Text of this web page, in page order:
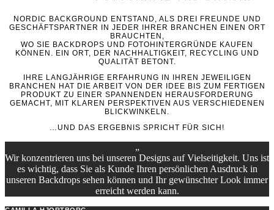
NORDIC BACKGROUND ENTSTAND, ALS DREI FREUNDE UND
GESCHÄFTSPARTNER IN JEDER IHRER BRANCHEN EINEN ORT
BRAUCHTEN,
WO SIE BACKDROPS UND FOTOHINTERGRÜNDE KAUFEN
KÖNNEN. EIN ORT, DER NACHHALTIGKEIT, RECYCLING UND
QUALITÄT BETONT.
IHRE LANGJÄHRIGE ERFAHRUNG IN IHREN JEWEILIGEN
BRANCHEN HAT DIE ARBEIT VON DER IDEE BIS ZUM FERTIGEN
PRODUKT ZU EINER SPANNENDEN HERAUSFORDERUNG
GEMACHT, MIT KLAREN PERSPEKTIVEN AUS VERSCHIEDENEN
BLICKWINKELN.
…UND DAS ERGEBNIS SPRICHT FÜR SICH!
„
Wir konzentrieren uns bei unseren Designs auf Vielseitigkeit. Uns ist
es wichtig, dass Sie als Kunde Ihren persönlichen Ausdruck in
unseren Backdrops sehen können und Ihr gewünschter Look immer
erreicht werden kann.